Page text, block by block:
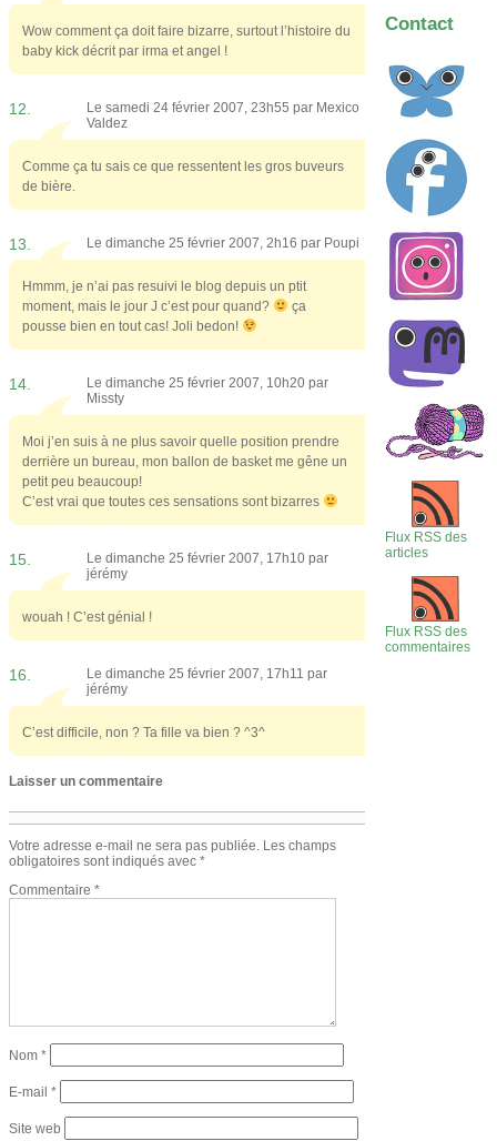
Wow comment ça doit faire bizarre, surtout l’histoire du
baby kick décrit par irma et angel !
12. Le samedi 24 février 2007, 23h55 par Mexico
Valdez
Comme ça tu sais ce que ressentent les gros buveurs
de bière.
13. Le dimanche 25 février 2007, 2h16 par Poupi
Hmmm, je n’ai pas resuivi le blog depuis un ptit
moment, mais le jour J c’est pour quand?
ça
pousse bien en tout cas! Joli bedon!
14.
Le dimanche 25 février 2007, 10h20 par
Missty
Moi j’en suis à ne plus savoir quelle position prendre
derrière un bureau, mon ballon de basket me gêne un
petit peu beaucoup!
C’est vrai que toutes ces sensations sont bizarres
15.
Le dimanche 25 février 2007, 17h10 par
jérémy
wouah ! C’est génial !
16.
Le dimanche 25 février 2007, 17h11 par
jérémy
C’est difficile, non ? Ta fille va bien ? ^3^
Laisser un commentaire
Votre adresse e-mail ne sera pas publiée. Les champs
obligatoires sont indiqués avec *
Commentaire *
Nom *
E-mail *
Site web
Contact
Flux RSS des
articles
Flux RSS des
commentaires